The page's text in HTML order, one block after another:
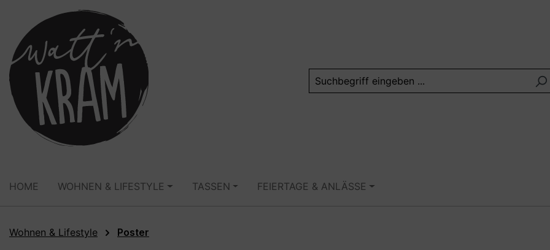
Zur Hauptnavigation springen
HOME WOHNEN & LIFESTYLE TASSEN FEIERTAGE & ANLÄSSE
Wohnen & Lifestyle Poster